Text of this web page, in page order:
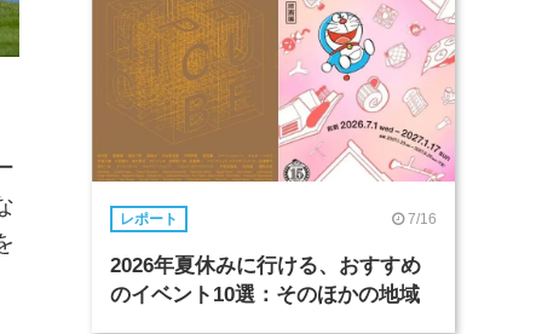
レポート 7/16
2026年夏休みに行ける、おすすめ
のイベント10選：そのほかの地域